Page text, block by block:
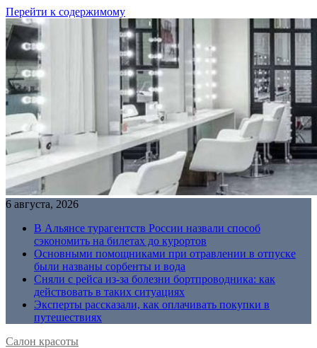
Перейти к содержимому
6 августа, 2026
В Альянсе турагентств России назвали способ
сэкономить на билетах до курортов
Основными помощниками при отравлении в отпуске
были названы сорбенты и вода
Сняли с рейса из-за болезни бортпроводника: как
действовать в таких ситуациях
Эксперты рассказали, как оплачивать покупки в
путешествиях
Салон красоты